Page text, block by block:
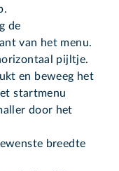
de
van het menu.
pijltje.
en beweeg het
startmenu
door het
breedte